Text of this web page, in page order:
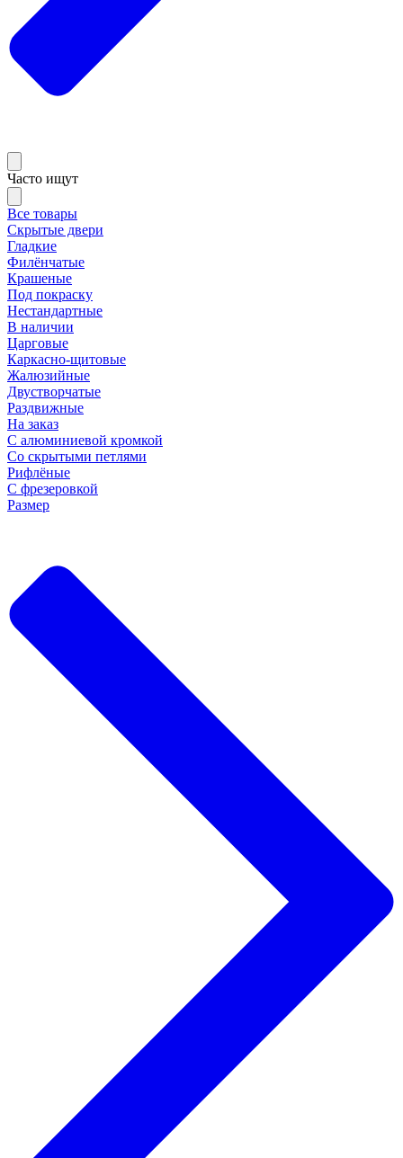
Часто ищут
Все товары
Скрытые двери
Гладкие
Филёнчатые
Крашеные
Под покраску
Нестандартные
В наличии
Царговые
Каркасно-щитовые
Жалюзийные
Двустворчатые
Раздвижные
На заказ
С алюминиевой кромкой
Со скрытыми петлями
Рифлёные
С фрезеровкой
Размер